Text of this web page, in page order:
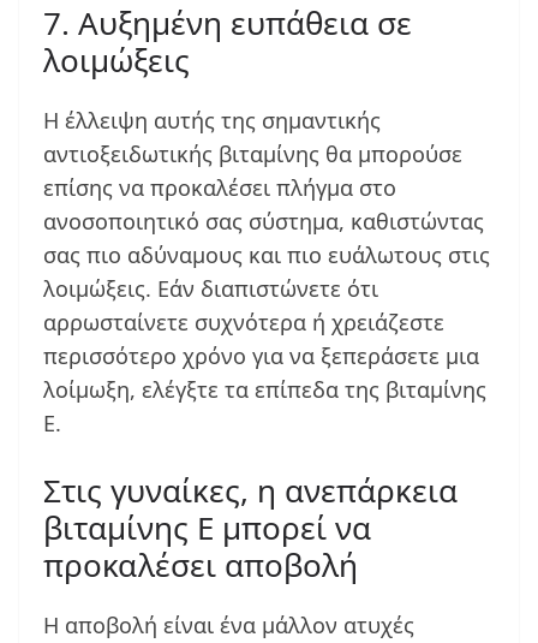
7. Αυξημένη ευπάθεια σε
λοιμώξεις
Η έλλειψη αυτής της σημαντικής
αντιοξειδωτικής βιταμίνης θα μπορούσε
επίσης να προκαλέσει πλήγμα στο
ανοσοποιητικό σας σύστημα, καθιστώντας
σας πιο αδύναμους και πιο ευάλωτους στις
λοιμώξεις. Εάν διαπιστώνετε ότι
αρρωσταίνετε συχνότερα ή χρειάζεστε
περισσότερο χρόνο για να ξεπεράσετε μια
λοίμωξη, ελέγξτε τα επίπεδα της βιταμίνης
Ε.
Στις γυναίκες, η ανεπάρκεια
βιταμίνης Ε μπορεί να
προκαλέσει αποβολή
Η αποβολή είναι ένα μάλλον ατυχές